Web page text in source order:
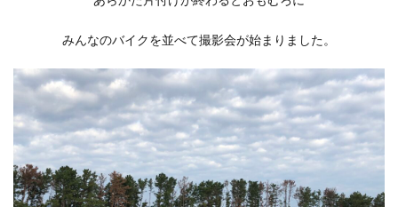
みんなのバイクを並べて撮影会が始まりました。